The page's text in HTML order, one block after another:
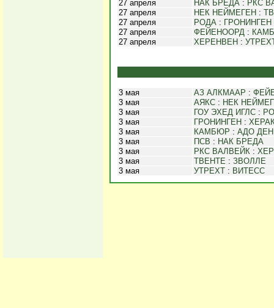
27 апреля НАК БРЕДА : РКС
27 апреля
НЕК НЕЙМЕГЕН :
27 апреля
РОДА : ГРОНИНГЕН
27 апреля
ФЕЙЕНООРД :
27 апреля
ХЕРЕНВЕН :
3 мая АЗ АЛКМААР :
3 мая
АЯКС : НЕК
3 мая
ГОУ ЭХЕД ИГЛС :
3 мая
ГРОНИНГЕН :
3 мая
КАМБЮР : АДО
3 мая
ПСВ : НАК БРЕДА
3 мая
РКС ВАЛВЕЙК :
3 мая
ТВЕНТЕ : ЗВОЛЛЕ
3 мая
УТРЕХТ : ВИТЕСС